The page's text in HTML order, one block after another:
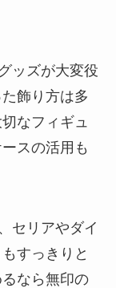
ッズが大変役
飾り方は多
なフィギュ
スの活用も
セリアやダイ
すっきりと
なら無印の